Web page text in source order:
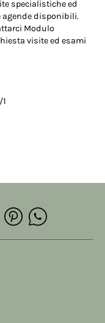
specialistiche ed
disponibili.
Modulo
visite ed esami